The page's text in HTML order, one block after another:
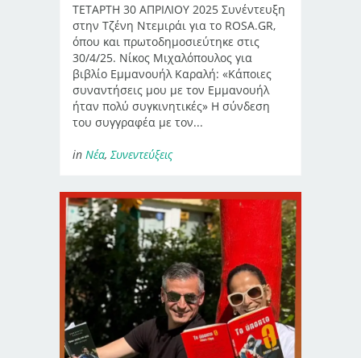
ΤΕΤΑΡΤΗ 30 ΑΠΡΙΛΙΟΥ 2025 Συνέντευξη
στην Τζένη Ντεμιράι για το ROSA.GR,
όπου και πρωτοδημοσιεύτηκε στις
30/4/25. Νίκος Μιχαλόπουλος για
βιβλίο Εμμανουήλ Καραλή: «Κάποιες
συναντήσεις μου με τον Εμμανουήλ
ήταν πολύ συγκινητικές» Η σύνδεση
του συγγραφέα με τον...
in Νέα, Συνεντεύξεις